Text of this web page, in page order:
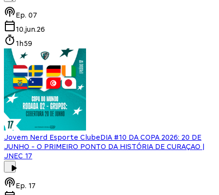
Ep. 07
10.jun.26
1h59
Jovem Nerd Esporte ClubeDIA #10 DA COPA 2026: 20 DE
JUNHO - O PRIMEIRO PONTO DA HISTÓRIA DE CURAÇAO |
JNEC 17
Ep. 17